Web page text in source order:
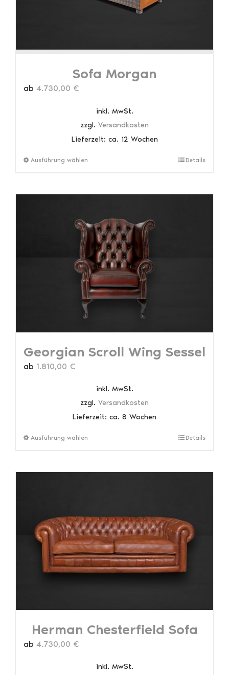
Sofa Morgan
ab 4.730,00 €
inkl. MwSt.
zzgl. Versandkosten
Lieferzeit: ca. 12 Wochen
Ausführung wählen
mehrere
Die
Optionen
können
auf
der
Details
Georgian Scroll Wing Sessel
ab 1.810,00 €
inkl. MwSt.
zzgl. Versandkosten
Lieferzeit: ca. 8 Wochen
Ausführung wählen
mehrere
Optionen
können
auf
der
Produktseite
gewählt
Details
Herman Chesterfield Sofa
ab 4.730,00 €
inkl. MwSt.